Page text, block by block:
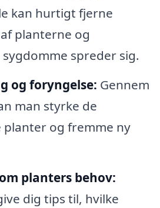
kan hurtigt fjerne
planterne og
spreder sig.
og foryngelse: Gennem
man styrke de
planter og fremme ny
planters behov:
dig tips til, hvilke